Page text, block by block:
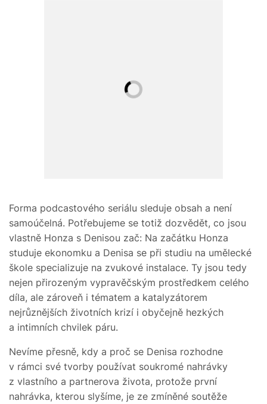
Forma podcastového seriálu sleduje obsah a není
samoúčelná. Potřebujeme se totiž dozvědět, co jsou
vlastně Honza s Denisou zač: Na začátku Honza
studuje ekonomku a Denisa se při studiu na umělecké
škole specializuje na zvukové instalace. Ty jsou tedy
nejen přirozeným vypravěčským prostředkem celého
díla, ale zároveň i tématem a katalyzátorem
nejrůznějších životních krizí i obyčejně hezkých
a intimních chvilek páru.
Nevíme přesně, kdy a proč se Denisa rozhodne
v rámci své tvorby používat soukromé nahrávky
z vlastního a partnerova života, protože první
nahrávka, kterou slyšíme, je ze zmíněné soutěže